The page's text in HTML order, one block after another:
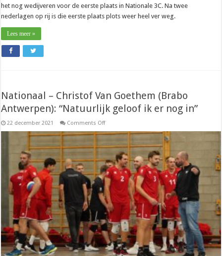
het nog wedijveren voor de eerste plaats in Nationale 3C. Na twee
nederlagen op rij is die eerste plaats plots weer heel ver weg.
Lees meer »
Nationaal – Christof Van Goethem (Brabo
Antwerpen): “Natuurlijk geloof ik er nog in”
22 december 2021 Comments Offon
–
Van
Goethem
(Brabo
Antwerpen):
“Natuurlijk
geloof
ik
er
nog
in”